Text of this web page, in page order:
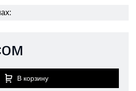
В корзину